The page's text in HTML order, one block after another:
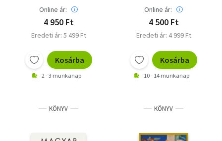
Online ár:
4 950 Ft
Eredeti ár: 5 499 Ft
Kosárba
2 - 3 munkanap
Online ár:
4 500 Ft
Eredeti ár: 4 999 Ft
Kosárba
10 - 14 munkanap
KÖNYV KÖNYV